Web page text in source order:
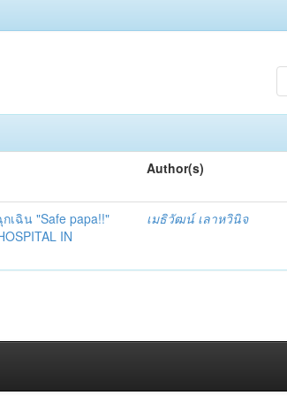
Author(s)
เฉิน "Safe papa!!"
IN
เมธิวัฒน์ เลาหวินิจ